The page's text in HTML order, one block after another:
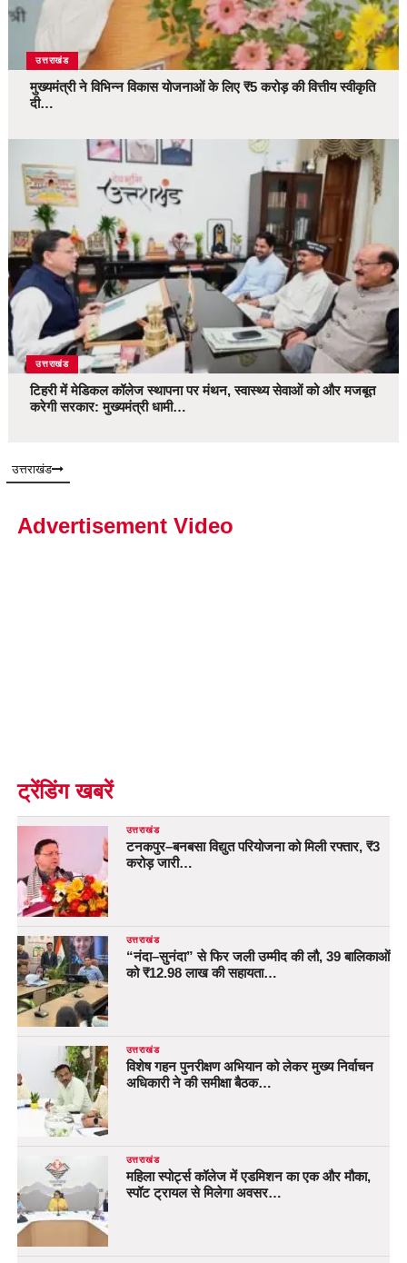
उत्तराखंड
मुख्यमंत्री ने विभिन्न विकास योजनाओं के लिए ₹5 करोड़ की वित्तीय स्वीकृति
दी…
उत्तराखंड
टिहरी में मेडिकल कॉलेज स्थापना पर मंथन, स्वास्थ्य सेवाओं को और मजबूत
करेगी सरकार: मुख्यमंत्री धामी…
उत्तराखंड
Advertisement Video
ट्रेंडिंग खबरें
उत्तराखंड
टनकपुर–बनबसा विद्युत परियोजना को मिली रफ्तार, ₹3
करोड़ जारी…
उत्तराखंड
“नंदा–सुनंदा” से फिर जली उम्मीद की लौ, 39 बालिकाओं
को ₹12.98 लाख की सहायता…
उत्तराखंड
विशेष गहन पुनरीक्षण अभियान को लेकर मुख्य निर्वाचन
अधिकारी ने की समीक्षा बैठक…
उत्तराखंड
महिला स्पोर्ट्स कॉलेज में एडमिशन का एक और मौका,
स्पॉट ट्रायल से मिलेगा अवसर…